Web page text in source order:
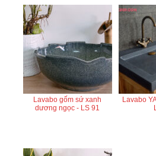
Lavabo gốm sứ xanh
dương ngọc - LS 91
Lavabo